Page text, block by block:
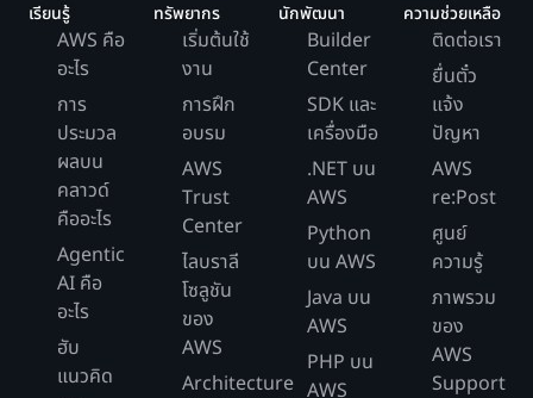
เรียนรู้
AWS คือ
อะไร
การ
ประมวล
ผลบน
คลาวด์
คืออะไร
Agentic
AI คือ
อะไร
ฮับ
แนวคิด
ทรัพยากร
เริ่มต้นใช้
งาน
การฝึก
อบรม
AWS
Trust
Center
ไลบราลี
โซลูชัน
ของ
AWS
Architecture
นักพัฒนา
Builder
Center
SDK และ
เครื่องมือ
.NET บน
AWS
Python
บน AWS
Java บน
AWS
PHP บน
AWS
ความช่วยเหลือ
ติดต่อเรา
ยื่นตั๋ว
แจ้ง
ปัญหา
AWS
re:Post
ศูนย์
ความรู้
ภาพรวม
ของ
AWS
Support